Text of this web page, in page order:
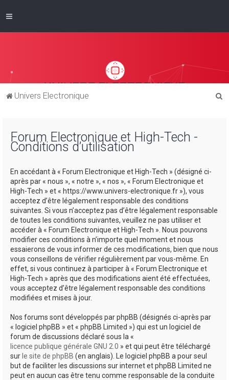
Univers Electronique
Forum Electronique et High-Tech -
Conditions d’utilisation
En accédant à « Forum Electronique et High-Tech » (désigné ci-
après par « nous », « notre », « nos », « Forum Electronique et
High-Tech » et « https://www.univers-electronique.fr »), vous
acceptez d’être légalement responsable des conditions
suivantes. Si vous n’acceptez pas d’être légalement responsable
de toutes les conditions suivantes, veuillez ne pas utiliser et
accéder à « Forum Electronique et High-Tech ». Nous pouvons
modifier ces conditions à n’importe quel moment et nous
essaierons de vous informer de ces modifications, bien que nous
vous conseillons de vérifier régulièrement par vous-même. En
effet, si vous continuez à participer à « Forum Electronique et
High-Tech » après que des modifications aient été effectuées,
vous acceptez d’être légalement responsable des conditions
modifiées et mises à jour.
Nos forums sont développés par phpBB (désignés ci-après par
« logiciel phpBB » et « phpBB Limited ») qui est un logiciel de
forum de discussions déclaré sous la «
licence publique générale GNU 2.0 » et qui peut être téléchargé
surle site de phpBB (en anglais). Le logiciel phpBB a pour seul
but de faciliter les discussions sur internet et phpBB Limited ne
peut en aucun cas être tenu comme responsable de la conduite